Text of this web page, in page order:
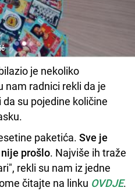
je nekoliko
nam radnici rekli da je
su pojedine količine
paketića. Sve je
prošlo. Najviše ih traže
rekli su nam iz jedne
čitajte na linku OVDJE.